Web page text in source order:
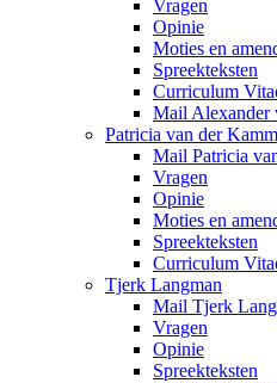
Vragen
Opinie
Moties en
Spreekteksten
Curriculum
Mail Alexander
Patricia van der
Mail Patricia
Vragen
Opinie
Moties en
Spreekteksten
Curriculum
Tjerk Langman
Mail Tjerk
Vragen
Opinie
Spreekteksten